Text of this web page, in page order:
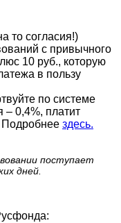
то согласия!)
с привычного
10 руб., которую
в пользу
по cистеме
0,4%, платит
здесь.
поступает
дней.